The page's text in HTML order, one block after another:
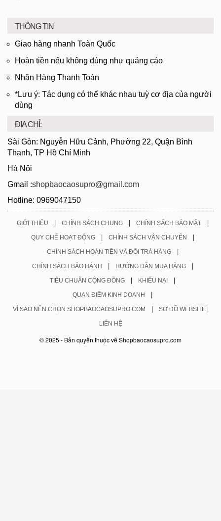
THÔNG TIN
Giao hàng nhanh Toàn Quốc
Hoàn tiền nếu không đúng như quảng cáo
Nhận Hàng Thanh Toán
*Lưu ý: Tác dụng có thể khác nhau tuỳ cơ địa của người
dùng
ĐỊA CHỈ:
Sài Gòn: Nguyễn Hữu Cảnh, Phường 22, Quận Bình
Thạnh, TP Hồ Chí Minh
Hà Nội
Gmail :shopbaocaosupro@gmail.com
Hotline: 0969047150
GIỚI THIỆU | CHÍNH SÁCH CHUNG | CHÍNH SÁCH BẢO MẬT |
QUY CHẾ HOẠT ĐỘNG | CHÍNH SÁCH VẬN CHUYỂN |
CHÍNH SÁCH HOÀN TIỀN VÀ ĐỔI TRẢ HÀNG |
CHÍNH SÁCH BẢO HÀNH | HƯỚNG DẪN MUA HÀNG |
TIÊU CHUẨN CỘNG ĐỒNG | KHIẾU NẠI |
QUAN ĐIỂM KINH DOANH |
VÌ SAO NÊN CHỌN SHOPBAOCAOSUPRO.COM | SƠ ĐỒ WEBSITE |
LIÊN HỆ
© 2025 - Bản quyền thuộc về Shopbaocaosupro.com